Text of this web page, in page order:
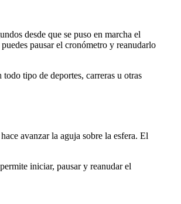
desde que se puso en marcha el
pausar el cronómetro y reanudarlo
tipo de deportes, carreras u otras
avanzar la aguja sobre la esfera. El
iniciar, pausar y reanudar el